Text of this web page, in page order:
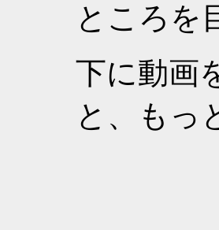
ところを
下に動画
と、もっ